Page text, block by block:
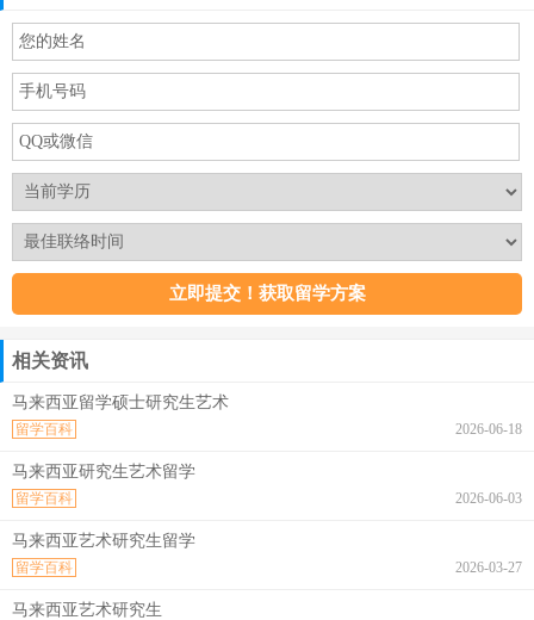
相关资讯
马来西亚留学硕士研究生艺术
2026-06-18
留学百科
马来西亚研究生艺术留学
2026-06-03
留学百科
马来西亚艺术研究生留学
2026-03-27
留学百科
马来西亚艺术研究生